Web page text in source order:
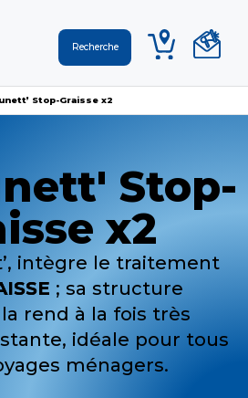
Stop-Graisse x2
Stop-
x2
intègre le traitement
; sa structure
rend à la fois très
idéale pour tous
ménagers.